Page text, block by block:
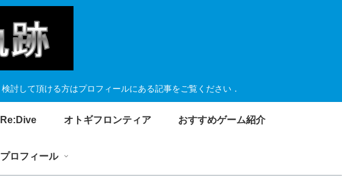
討して頂ける方はプロフィールにある記事をご覧ください．
オトギフロンティア おすすめゲーム紹介
プロフィール